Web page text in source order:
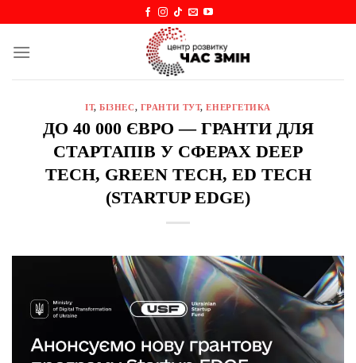
content
IT,БІЗНЕС, ГРАНТИ ТУТ,ЕНЕРГЕТИКА
ДО 40 000 ЄВРО — ГРАНТИ ДЛЯ
СТАРТАПІВ У СФЕРАХ DEEP
TECH, GREEN TECH, ED TECH
(STARTUP EDGE)